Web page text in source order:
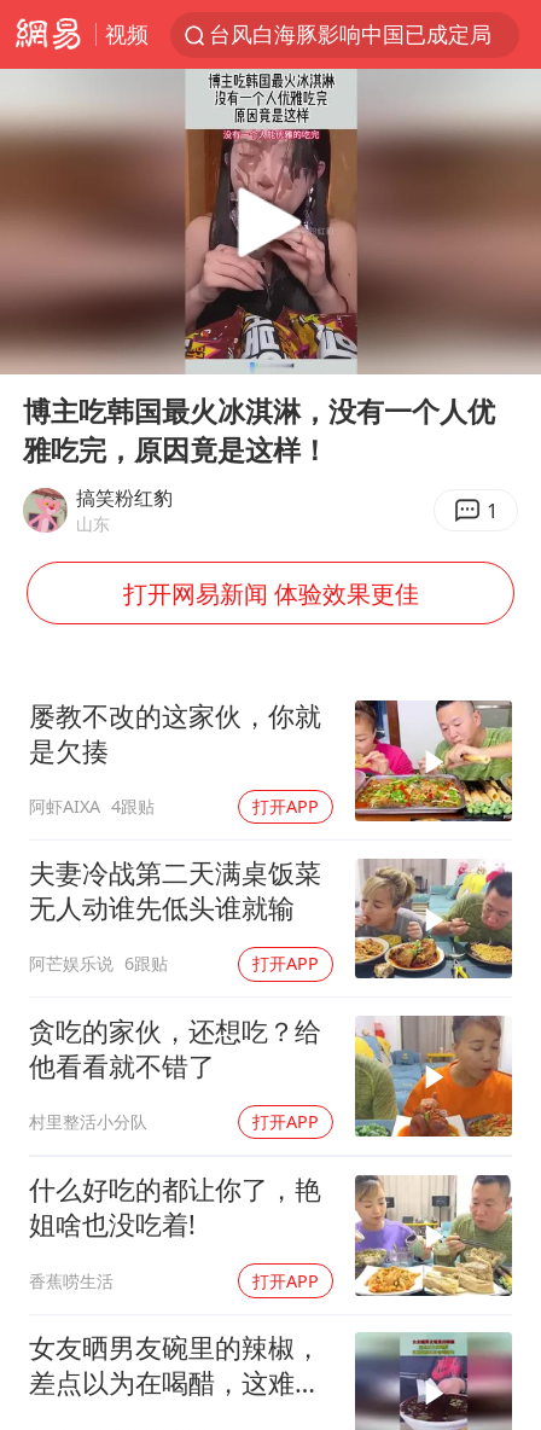
视频
台风白海豚影响中国已成定局
昆明石林火把节
我国编制完成新版全月地质图
80后女柜员逆袭成4200亿银行副行长
感觉全东北都在等7号
泰国一女公务员妆容引争议 本人回应
把党建设得更加坚强有力
奋进开新局 实干挑大梁
Play
00:00 00:10
博主吃韩国最火冰淇淋，没有一个人优
雅吃完，原因竟是这样！
搞笑粉红豹
山东 1
打开网易新闻 体验效果更佳
屡教不改的这家伙，你就
是欠揍
阿虾AIXA 4跟贴 打开APP
夫妻冷战第二天满桌饭菜
无人动谁先低头谁就输
阿芒娱乐说 6跟贴 打开APP
贪吃的家伙，还想吃？给
他看看就不错了
村里整活小分队 打开APP
什么好吃的都让你了，艳
姐啥也没吃着!
香蕉唠生活 打开APP
女友晒男友碗里的辣椒，
差点以为在喝醋，这难道